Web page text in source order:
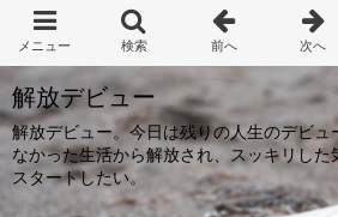
解放デビュー
解放デビュー。今日は残りの人生のデビュ
なかった生活から解放され、スッキリし
スタートしたい。